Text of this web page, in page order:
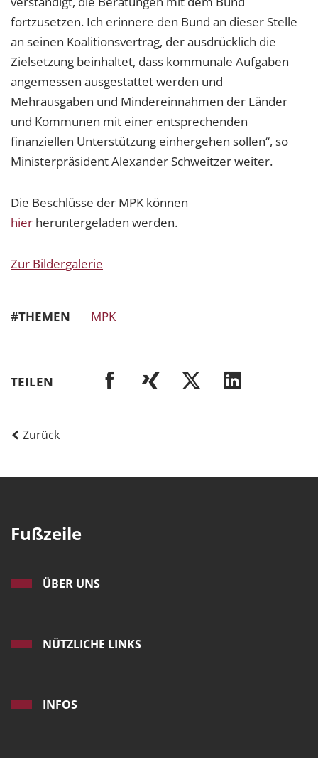
fortzusetzen. Ich erinnere den Bund an dieser Stelle
an seinen Koalitionsvertrag, der ausdrücklich die
Zielsetzung beinhaltet, dass kommunale Aufgaben
angemessen ausgestattet werden und
Mehrausgaben und Mindereinnahmen der Länder
und Kommunen mit einer entsprechenden
finanziellen Unterstützung einhergehen sollen“, so
Ministerpräsident Alexander Schweitzer weiter.
Die Beschlüsse der MPK können
hier heruntergeladen werden.
Zur Bildergalerie
#THEMEN MPK
TEILEN
Zurück
Fußzeile
ÜBER UNS
NÜTZLICHE LINKS
INFOS